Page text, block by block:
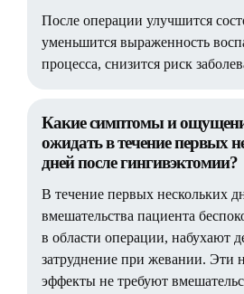
После операции улучшится
уменьшится выраженность
процесса, снизится риск
Какие симптомы и
ожидать в течение первых
дней после гингивэктомии?
В течение первых нескольких
вмешательства пациента
в области операции, набухают
затруднение при жевании. Эти
эффекты не требуют